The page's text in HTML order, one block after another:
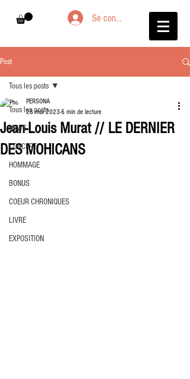
Se connecter
Post
Tous les posts
NEWS
CONCERT
HOMMAGE
BONUS
COEUR CHRONIQUES
LIVRE
EXPOSITION
Tous les posts
Jean-Louis Murat // LE DERNIER
DES MOHICANS
PERSONA
26 mai 2023 6 min de lecture